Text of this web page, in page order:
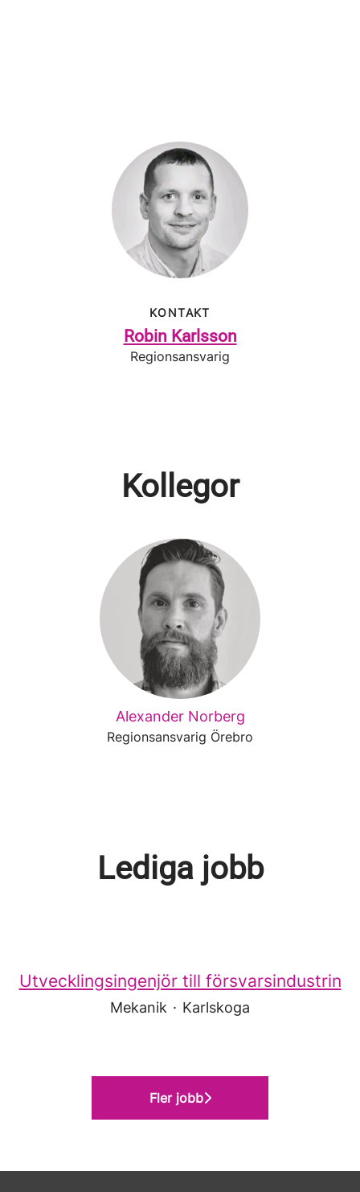
KONTAKT
Robin Karlsson
Regionsansvarig
Kollegor
Alexander Norberg
Regionsansvarig Örebro
Lediga jobb
Utvecklingsingenjör till försvarsindustrin
Mekanik · Karlskoga
Fler jobb